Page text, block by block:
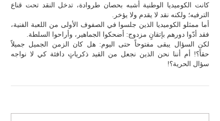
كانت الكوميديا الوطنية أشبه بحصان طروادة، تدخل النقد تحت قناع
الترفيه؛ ولكنه نقد لا يقدم ولا يؤخر.
أما ممثلو الكوميديا الذين جلسوا في الصفوف الأولى من اللعبة الفنية،
فقد أدّوا دورهم بإتقانٍ مزدوج: أضحكوا الجماهير، وأراحوا السلطة.
لكن السؤال يبقى مفتوحاً حتى اليوم: هل كان الزمن الجميل جميلاً
حقاً؟! أم أننا نحن الذين نجعل من القيد ذكرياتٍ دافئة كي لا نواجه
سؤال الحرية؟!